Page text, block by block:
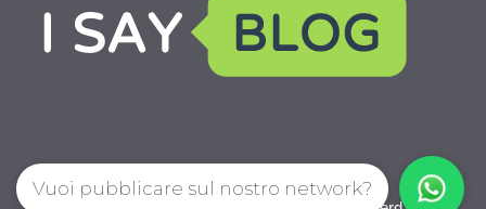
Vuoi pubblicare sul nostro network?